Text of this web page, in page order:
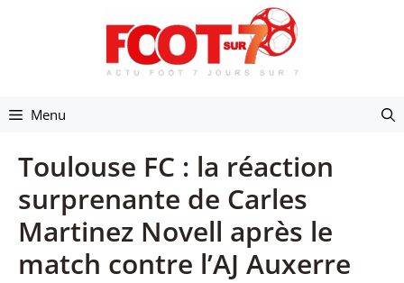
Menu
Toulouse FC : la réaction
surprenante de Carles
Martinez Novell après le
match contre l’AJ Auxerre